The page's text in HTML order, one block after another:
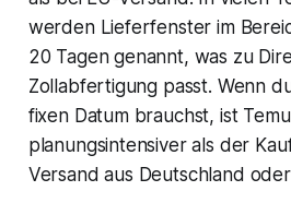
werden Lieferfenster im
20 Tagen genannt, was zu
Zollabfertigung passt. Wenn
fixen Datum brauchst, ist
planungsintensiver als der
Versand aus Deutschland